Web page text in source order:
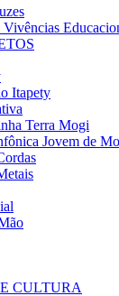
Itapety
Terra Mogi
Jovem de
CULTURA